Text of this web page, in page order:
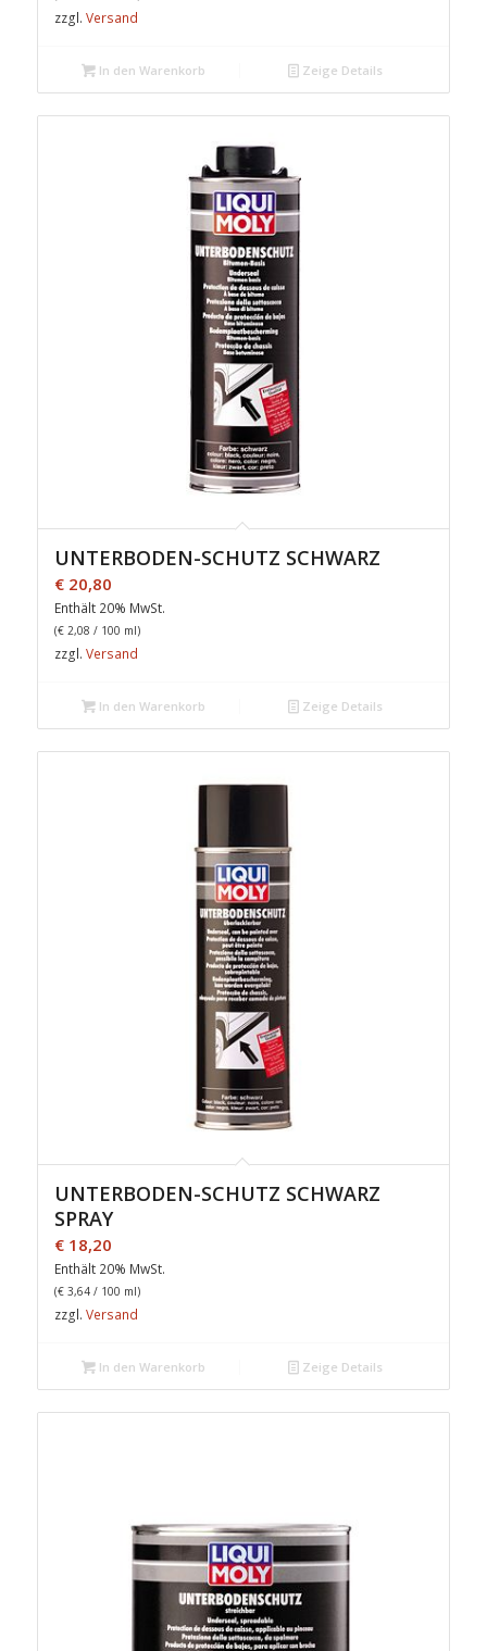
zzgl. Versand
In den Warenkorb Zeige Details
UNTERBODEN-SCHUTZ SCHWARZ
€20,80
Enthält 20% MwSt.
(€2,08 / 100 ml)
zzgl. Versand
In den Warenkorb Zeige Details
UNTERBODEN-SCHUTZ SCHWARZ
SPRAY
€18,20
Enthält 20% MwSt.
(€3,64/ 100 ml)
zzgl. Versand
In den Warenkorb Zeige Details